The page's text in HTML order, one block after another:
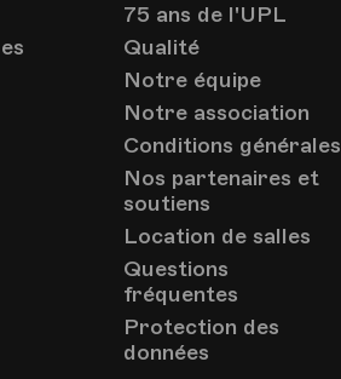
75 ans de l'UPL
Qualité
Notre équipe
Notre association
Conditions générales
Nos partenaires et
soutiens
Location de salles
Questions
fréquentes
Protection des
données